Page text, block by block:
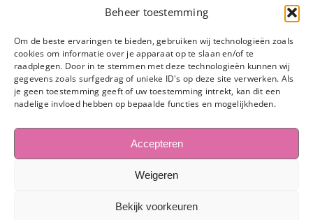
Beheer toestemming
Om de beste ervaringen te bieden, gebruiken wij technologieën zoals
cookies om informatie over je apparaat op te slaan en/of te
raadplegen. Door in te stemmen met deze technologieën kunnen wij
gegevens zoals surfgedrag of unieke ID's op deze site verwerken. Als
je geen toestemming geeft of uw toestemming intrekt, kan dit een
nadelige invloed hebben op bepaalde functies en mogelijkheden.
Accepteren
Weigeren
Bekijk voorkeuren
tussen 09:00 – 17:00 uur
Zaalverhuur:
ochtend: 08.00 tot 12.00
middag: 13.00 tot 17.00
avond:op aanvraag
Stadhuisplein 7
3811 LM Amersfoort
033-445 1654
info@observant.nl